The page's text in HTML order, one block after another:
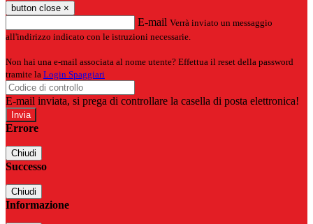
button close ×
E-mail Verrà inviato un messaggio
all'indirizzo indicato con le istruzioni necessarie.
Non hai una e-mail associata al nome utente? Effettua il reset della password
tramite la Login Spaggiari
E-mail inviata, si prega di controllare la casella di posta elettronica!
Errore
Chiudi
Successo
Chiudi
Informazione